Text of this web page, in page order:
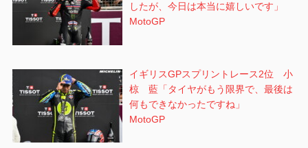
したが、今日は本当に嬉しいです」
MotoGP
イギリスGPスプリントレース2位 小
椋 藍「タイヤがもう限界で、最後は
何もできなかったですね」
MotoGP